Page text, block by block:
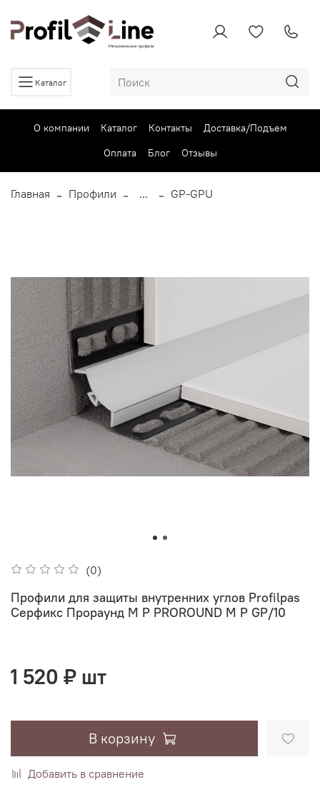
Каталог
О компании Каталог Контакты
Доставка/Подъем
Оплата
Блог Отзывы
Главная Профили ... GP-GPU
(0)
Профили для защиты внутренних углов Profilpas
Серфикс Прораунд М Р PROROUND M P GP/10
1 520 ₽ шт
В корзину
Добавить в сравнение